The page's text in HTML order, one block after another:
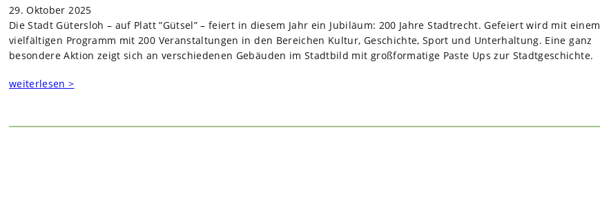
29. Oktober 2025
Die Stadt Güters­loh – auf Platt ”Gütsel” – fei­ert in die­sem Jahr ein Jubi­läum: 200 Jahre Stadt­recht. Gefei­ert wird mit einem
viel­fäl­ti­gen Pro­gramm mit 200 Ver­an­stal­tun­gen in den Berei­chen Kul­tur, Geschichte, Sport und Unter­hal­tung. Eine ganz
beson­dere Aktion zeigt sich an ver­schie­de­nen Gebäu­den im Stadt­bild mit groß­for­ma­tige Paste Ups zur Stadt­ge­schichte.
weiterlesen >